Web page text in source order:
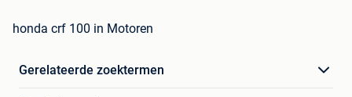
honda crf 100 in Motoren
Gerelateerde zoektermen